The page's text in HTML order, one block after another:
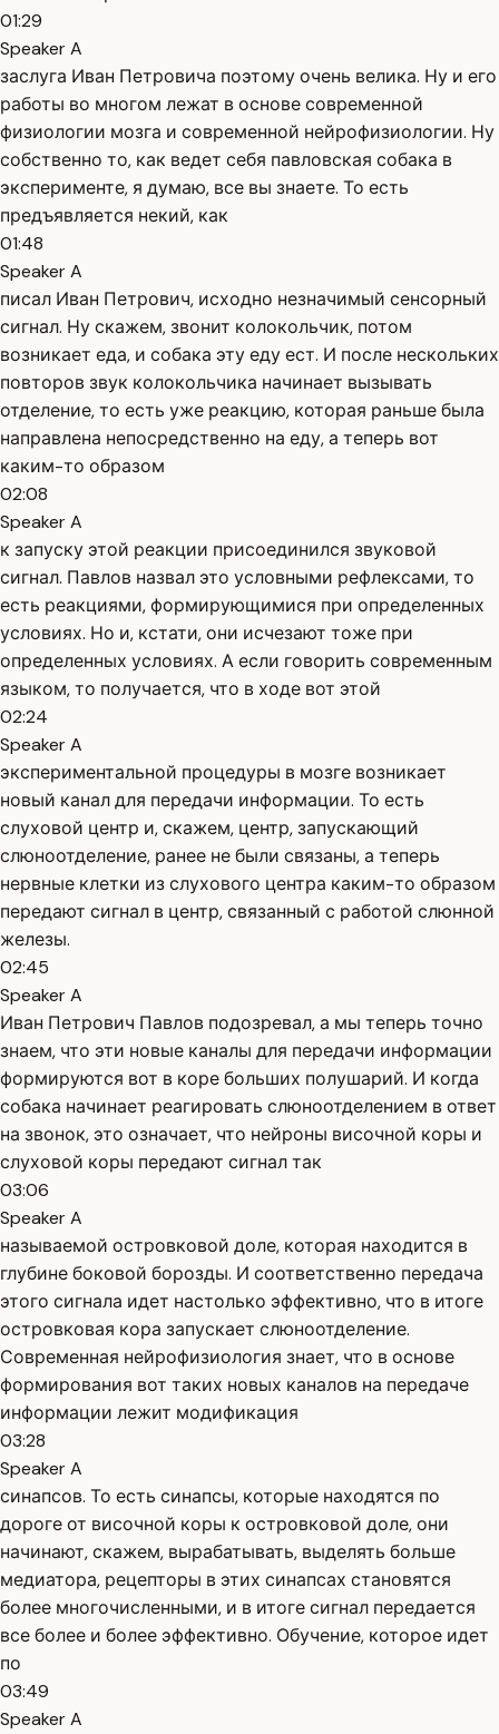
01:29
Speaker A
заслуга Иван Петровича поэтому очень велика. Ну и его
работы во многом лежат в основе современной
физиологии мозга и современной нейрофизиологии. Ну
собственно то, как ведет себя павловская собака в
эксперименте, я думаю, все вы знаете. То есть
предъявляется некий, как
01:48
Speaker A
писал Иван Петрович, исходно незначимый сенсорный
сигнал. Ну скажем, звонит колокольчик, потом
возникает еда, и собака эту еду ест. И после нескольких
повторов звук колокольчика начинает вызывать
отделение, то есть уже реакцию, которая раньше была
направлена непосредственно на еду, а теперь вот
каким-то образом
02:08
Speaker A
к запуску этой реакции присоединился звуковой
сигнал. Павлов назвал это условными рефлексами, то
есть реакциями, формирующимися при определенных
условиях. Но и, кстати, они исчезают тоже при
определенных условиях. А если говорить современным
языком, то получается, что в ходе вот этой
02:24
Speaker A
экспериментальной процедуры в мозге возникает
новый канал для передачи информации. То есть
слуховой центр и, скажем, центр, запускающий
слюноотделение, ранее не были связаны, а теперь
нервные клетки из слухового центра каким-то образом
передают сигнал в центр, связанный с работой слюнной
железы.
02:45
Speaker A
Иван Петрович Павлов подозревал, а мы теперь точно
знаем, что эти новые каналы для передачи информации
формируются вот в коре больших полушарий. И когда
собака начинает реагировать слюноотделением в ответ
на звонок, это означает, что нейроны височной коры и
слуховой коры передают сигнал так
03:06
Speaker A
называемой островковой доле, которая находится в
глубине боковой борозды. И соответственно передача
этого сигнала идет настолько эффективно, что в итоге
островковая кора запускает слюноотделение.
Современная нейрофизиология знает, что в основе
формирования вот таких новых каналов на передаче
информации лежит модификация
03:28
Speaker A
синапсов. То есть синапсы, которые находятся по
дороге от височной коры к островковой доле, они
начинают, скажем, вырабатывать, выделять больше
медиатора, рецепторы в этих синапсах становятся
более многочисленными, и в итоге сигнал передается
все более и более эффективно. Обучение, которое идет
по
03:49
Speaker A